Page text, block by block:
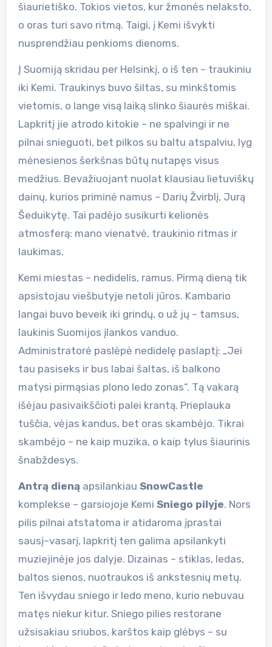
šiaurietiško. Tokios vietos, kur žmonės nelaksto,
o oras turi savo ritmą. Taigi, į Kemi išvykti
nusprendžiau penkioms dienoms.
Į Suomiją skridau per Helsinkį, o iš ten – traukiniu
iki Kemi. Traukinys buvo šiltas, su minkštomis
vietomis, o lange visą laiką slinko šiaurės miškai.
Lapkritį jie atrodo kitokie – ne spalvingi ir ne
pilnai snieguoti, bet pilkos su baltu atspalviu, lyg
mėnesienos šerkšnas būtų nutapęs visus
medžius. Bevažiuojant nuolat klausiau lietuviškų
dainų, kurios priminė namus – Darių Žvirblį, Jurą
Šeduikytę. Tai padėjo susikurti kelionės
atmosferą: mano vienatvė, traukinio ritmas ir
laukimas.
Kemi miestas – nedidelis, ramus. Pirmą dieną tik
apsistojau viešbutyje netoli jūros. Kambario
langai buvo beveik iki grindų, o už jų – tamsus,
laukinis Suomijos įlankos vanduo.
Administratorė paslėpė nedidelę paslaptį: „Jei
tau pasiseks ir bus labai šaltas, iš balkono
matysi pirmąsias plono ledo zonas“. Tą vakarą
išėjau pasivaikščioti palei krantą. Prieplauka
tuščia, vėjas kandus, bet oras skambėjo. Tikrai
skambėjo – ne kaip muzika, o kaip tylus šiaurinis
šnabždesys.
Antrą dieną apsilankiau SnowCastle
komplekse – garsiojoje Kemi Sniego pilyje. Nors
pilis pilnai atstatoma ir atidaroma įprastai
sausį–vasarį, lapkritį ten galima apsilankyti
muziejinėje jos dalyje. Dizainas – stiklas, ledas,
baltos sienos, nuotraukos iš ankstesnių metų.
Ten išvydau sniego ir ledo meno, kurio nebuvau
matęs niekur kitur. Sniego pilies restorane
užsisakiau sriubos, karštos kaip glėbys – su